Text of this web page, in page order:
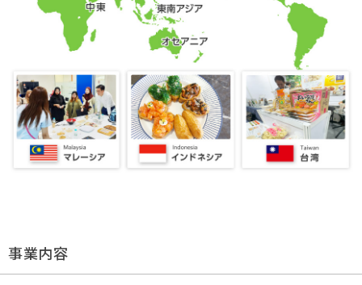
事業内容